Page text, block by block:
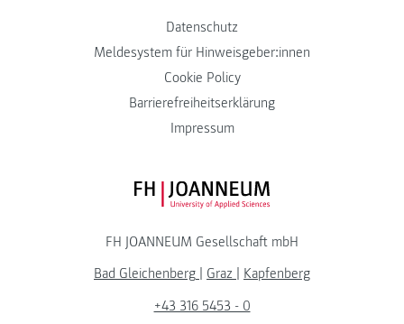
Datenschutz
Meldesystem für Hinweisgeber:innen
Cookie Policy
Barrierefreiheitserklärung
Impressum
FH JOANNEUM Logo
FH JOANNEUM Gesellschaft mbH
Bad Gleichenberg
Graz
Kapfenberg
+43 316 5453 - 0